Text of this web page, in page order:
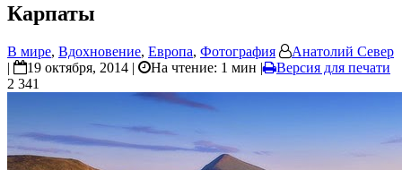
Карпаты
В мире, Вдохновение, Европа, Фотография
Анатолий Север
|
19 октября, 2014 | На чтение: 1 мин |
Версия для печати
2 341